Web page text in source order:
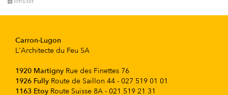
Carron-Lugon
L'Architecte du Feu SA
1920 Martigny Rue des Finettes 76
1926 Fully Route de Saillon 44 - 027 519 01 01
1163 Etoy Route Suisse 8A - 021 519 21 31